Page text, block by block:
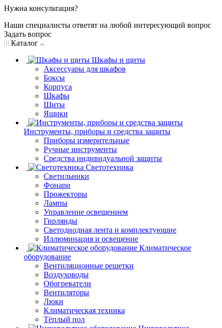
Нужна консультация?
Наши специалисты ответят на любой интересующий вопрос
Задать вопрос
Каталог
Шкафы и щиты
Аксессуары для шкафов
Боксы
Корпуса
Шкафы
Щиты
Ящики
Инструменты, приборы и средства защиты
Приборы измерительные
Ручные инструменты
Средства индивидуальной защиты
Светотехника
Светильники
Фонари
Прожекторы
Лампы
Управление освещением
Гирлянды
Светодиодная лента и комплектующие
Иллюминация и освещение
Климатическое
оборудование
Вентиляционные решетки
Воздуховоды
Обогреватели
Вентиляторы
Люки
Климатическая техника
Тёплый пол